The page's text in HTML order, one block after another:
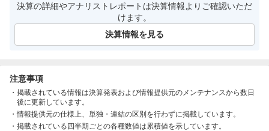
決算の詳細やアナリストレポートは決算情報よりご確認いただ
けます。
決算情報を見る
注意事項
掲載されている情報は決算発表および情報提供元のメンテナンスから数日
後に更新しています。
情報提供元の仕様上、単独・連結の区別を行わずに掲載しています。
掲載されている四半期ごとの各種数値は累積値を示しています。